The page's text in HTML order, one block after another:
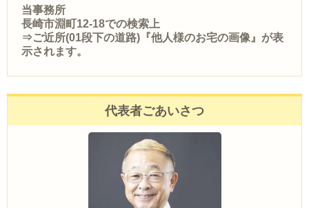
当事務所
長崎市淵町12-18での検索上
⇒ご近所(01段下の道路)『他人様のお宅の画像』が表
示されます。
代表者ごあいさつ